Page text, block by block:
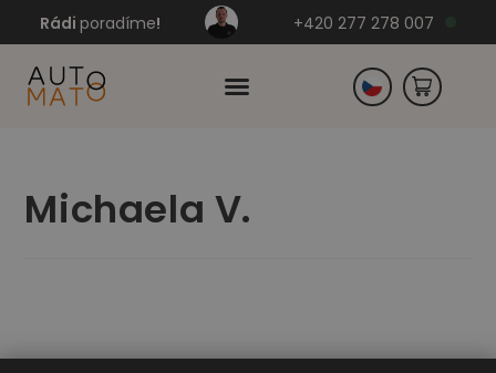
Rádi poradíme! +420 277 278 007
Michaela V.